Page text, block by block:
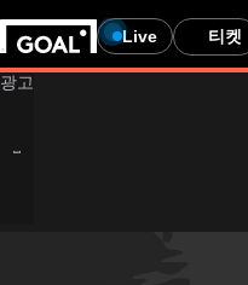
Live 티켓